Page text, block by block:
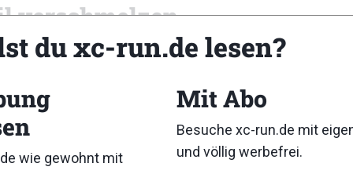
verschmelzen
verändert. Beide Wettbewerbe werden nun auf
nach Leutasch verlegt und deutlich vorgezogen.
kurzfristig organisiert werden.
erhalten, allerdings wurden ebenfalls
durch exponierte Bergpassagen zu bringen.
du xc-run.de lesen?
wie gewohnt mit
Mit Abo
Besuche xc-run.de mit
und völlig werbefrei.